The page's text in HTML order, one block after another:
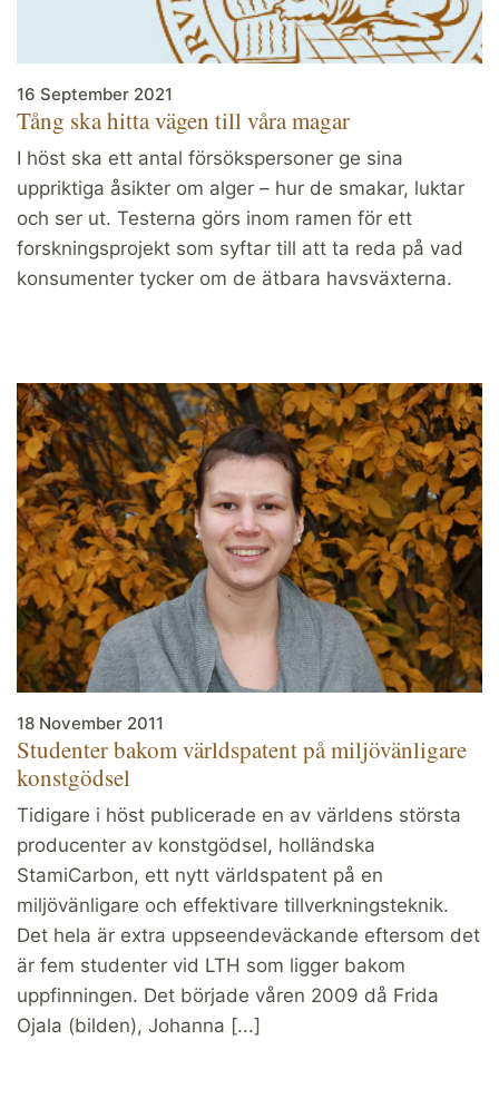
16 September 2021
Tång ska hitta vägen till våra magar
I höst ska ett antal försökspersoner ge sina
uppriktiga åsikter om alger – hur de smakar, luktar
och ser ut. Testerna görs inom ramen för ett
forskningsprojekt som syftar till att ta reda på vad
konsumenter tycker om de ätbara havsväxterna.
18 November 2011
Studenter bakom världspatent på miljövänligare
konstgödsel
Tidigare i höst publicerade en av världens största
producenter av konstgödsel, holländska
StamiCarbon, ett nytt världspatent på en
miljövänligare och effektivare tillverkningsteknik.
Det hela är extra uppseendeväckande eftersom det
är fem studenter vid LTH som ligger bakom
uppfinningen. Det började våren 2009 då Frida
Ojala (bilden), Johanna [...]